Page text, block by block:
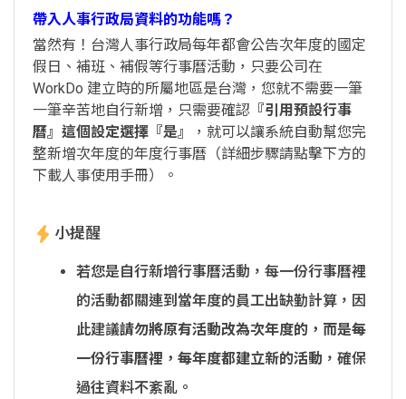
帶入人事行政局資料的功能嗎？
當然有！台灣人事行政局每年都會公告次年度的國定
假日、補班、補假等行事曆活動，只要公司在
WorkDo 建立時的所屬地區是台灣，您就不需要一筆
一筆辛苦地自行新增，只需要確認 『引用預設行事
曆』這個設定選擇『是』
，就可以讓系統自動幫您完
整新增次年度的年度行事曆（詳細步驟請點擊下方的
下載人事使用手冊）。
小提醒
若您是自行新增行事曆活動，每一份行事曆裡
的活動都關連到當年度的員工出缺勤計算，因
此建議請勿將原有活動改為次年度的，而是每
一份行事曆裡，每年度都建立新的活動 ，確保
過往資料不紊亂。